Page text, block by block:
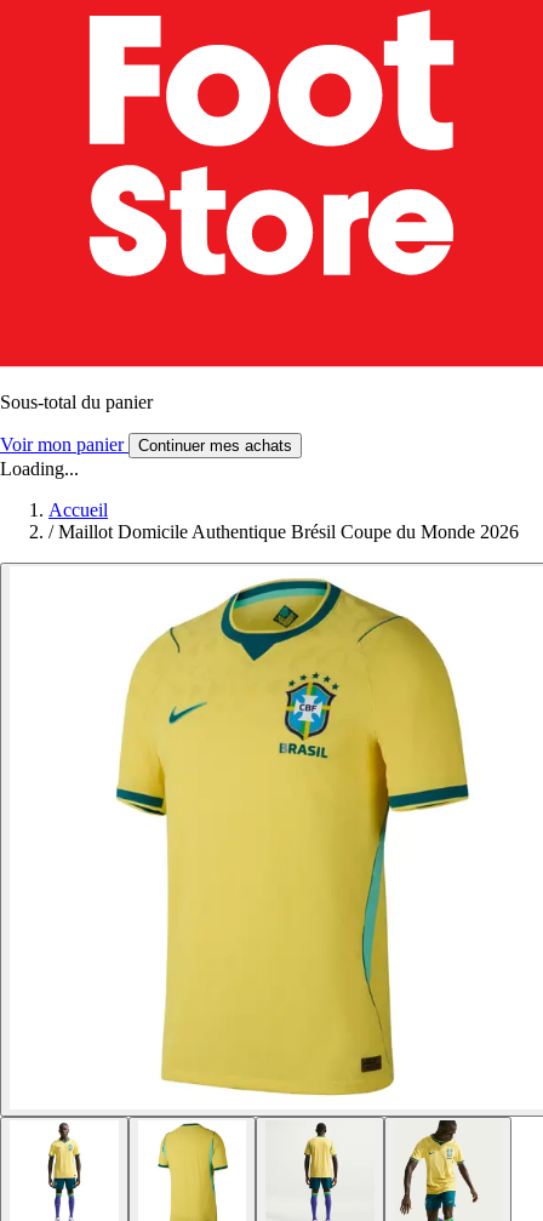
Sous-total du panier
Voir mon panier Continuer mes achats
Loading...
Accueil
/ Maillot Domicile Authentique Brésil Coupe du Monde 2026